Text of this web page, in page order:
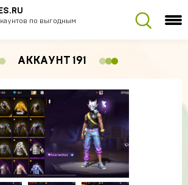
по выгодным
АККАУНТ 191